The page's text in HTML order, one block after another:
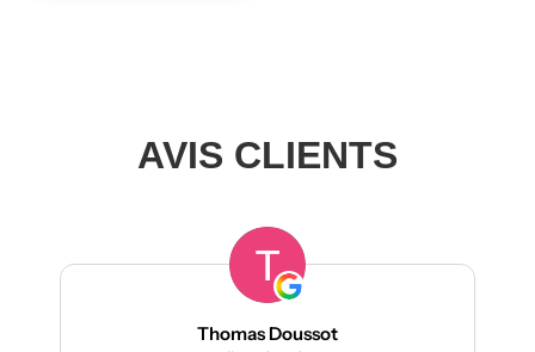
AVIS CLIENTS
Thomas Doussot